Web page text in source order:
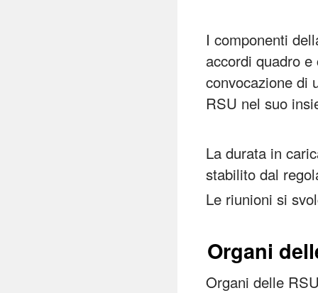
I componenti
accordi quadro
convocazione di
RSU nel suo
La durata in
stabilito dal
Le riunioni si
Organi
Organi delle